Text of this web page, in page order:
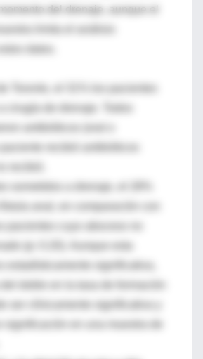
del drenaje, aunque el
cirugía de drenaje. Todos
sometidos a drenaje, el 28%
(p: 0.20). Aunque esta
estadísticamente significativa,
ser clínicamente significativa y
significación en una muestra de